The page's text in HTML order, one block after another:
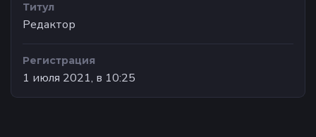
Титул
Редактор
Регистрация
1 июля 2021, в 10:25